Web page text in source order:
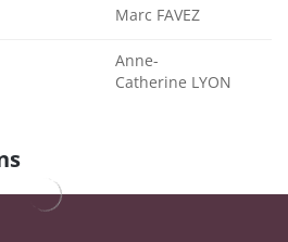
Marc FAVEZ
Anne-
Catherine LYON